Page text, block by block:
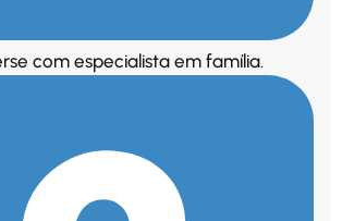
com especialista em família.